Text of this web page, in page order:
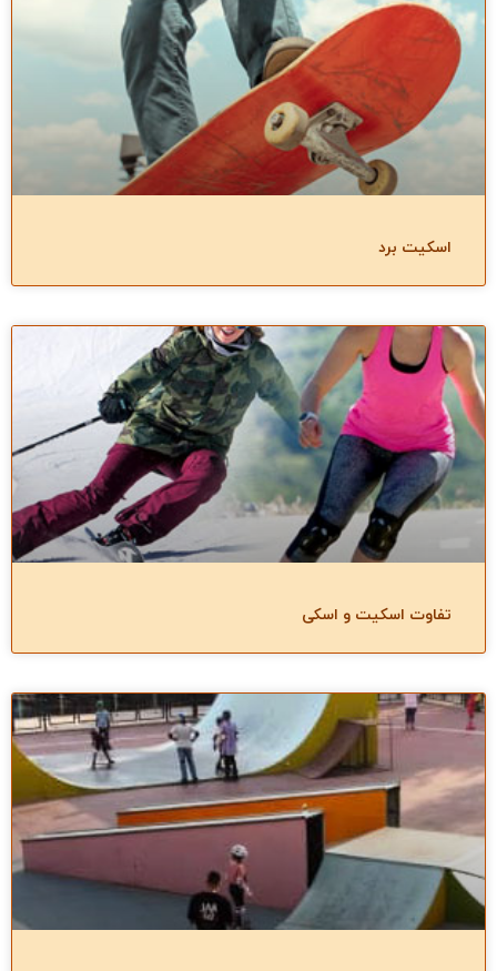
اسکیت برد
تفاوت اسکیت و اسکی